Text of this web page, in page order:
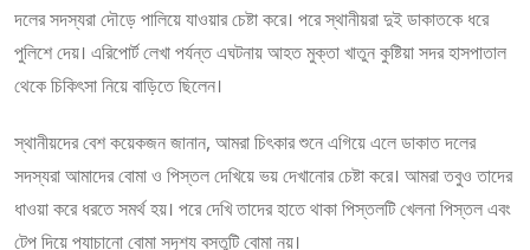
দলের সদস্যরা দৌড়ে পালিয়ে যাওয়ার চেষ্টা করে। পরে স্থানীয়রা দুই ডাকাতকে ধরে
পুলিশে দেয়। এরিপোর্ট লেখা পর্যন্ত এঘটনায় আহত মুক্তা খাতুন কুষ্টিয়া সদর হাসপাতাল
থেকে চিকিৎসা নিয়ে বাড়িতে ছিলেন।
স্থানীয়দের বেশ কয়েকজন জানান, আমরা চিৎকার শুনে এগিয়ে এলে ডাকাত দলের
সদস্যরা আমাদের বোমা ও পিস্তল দেখিয়ে ভয় দেখানোর চেষ্টা করে। আমরা তবুও তাদের
ধাওয়া করে ধরতে সমর্থ হয়। পরে দেখি তাদের হাতে থাকা পিস্তলটি খেলনা পিস্তল এবং
টেপ দিয়ে প্যাচানো বোমা সদৃশ্য বস্তুটি বোমা নয়।